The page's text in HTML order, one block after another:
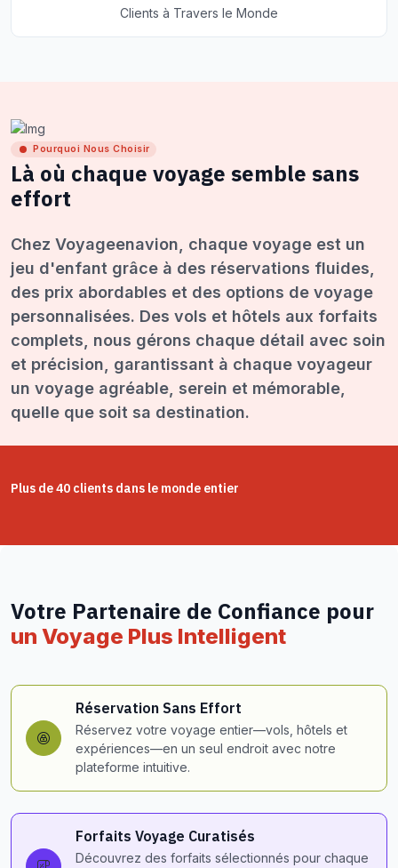
Clients à Travers le Monde
Pourquoi Nous Choisir
Là où chaque voyage semble sans
effort
Chez Voyageenavion, chaque voyage est un
jeu d'enfant grâce à des réservations fluides,
des prix abordables et des options de voyage
personnalisées. Des vols et hôtels aux forfaits
complets, nous gérons chaque détail avec soin
et précision, garantissant à chaque voyageur
un voyage agréable, serein et mémorable,
quelle que soit sa destination.
Plus de 40 clients dans le monde entier
Votre Partenaire de Confiance pour
un Voyage Plus Intelligent
Réservation Sans Effort
Réservez votre voyage entier—vols, hôtels et
expériences—en un seul endroit avec notre
plateforme intuitive.
Forfaits Voyage Curatisés
Découvrez des forfaits sélectionnés pour chaque